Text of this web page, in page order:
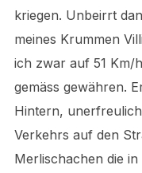
kriegen. Unbeirrt
meines Krummen
ich zwar auf 51 Km/
gemäss gewähren.
Hintern,
Verkehrs auf den
Merlischachen die